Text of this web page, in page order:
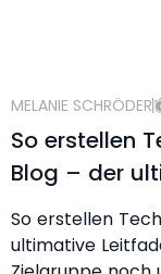
MELANIE SCHRÖDER
So erstellen
Blog – der
So erstellen
ultimative